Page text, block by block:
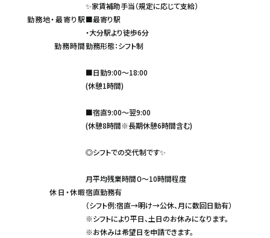
✨家賃補助手当（規定に応じて支給）
勤務地・最寄り駅■最寄り駅
・大分駅より徒歩6分
勤務時間勤務形態：シフト制
■日勤9:00～18:00
(休憩1時間)
■宿直9:00～翌9:00
(休憩8時間※長期休憩6時間含む)
◎シフトでの交代制です✨
月平均残業時間０～10時間程度
休日・休暇宿直勤務有
（シフト例:宿直→明け→公休、月に数回日勤有）
※シフトにより平日、土日のお休みになります。
※お休みは希望日を申請できます。